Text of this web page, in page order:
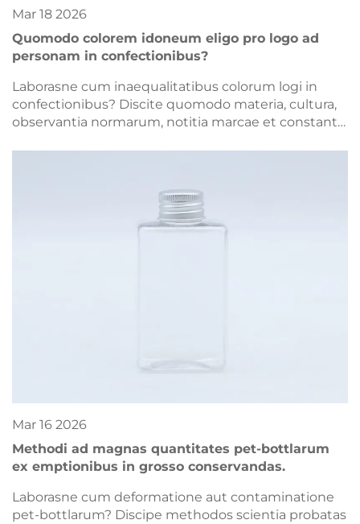
Mar 18 2026
Quomodo colorem idoneum eligo pro logo ad
personam in confectionibus?
Laborasne cum inaequalitatibus colorum logi in
confectionibus? Discite quomodo materia, cultura,
observantia normarum, notitia marcae et constantia
Mar 16 2026
Methodi ad magnas quantitates pet-bottlarum
ex emptionibus in grosso conservandas.
Laborasne cum deformatione aut contaminatione
pet-bottlarum? Discipe methodos scientia probatas